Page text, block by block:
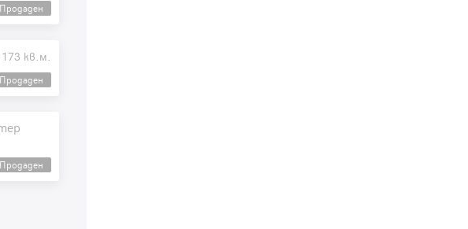
Продаден
173 кв.м.
Продаден
Продаден